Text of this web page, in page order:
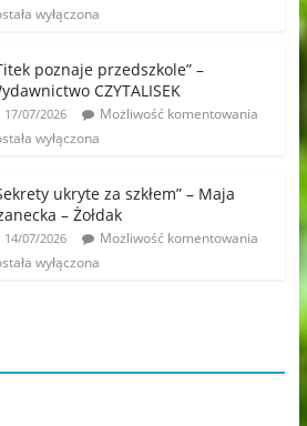
wyłączona
poznaje przedszkole” –
CZYTALISEK
17/07/2026
Możliwość komentowania
wyłączona
ukryte za szkłem” – Maja
– Żołdak
14/07/2026
Możliwość komentowania
wyłączona